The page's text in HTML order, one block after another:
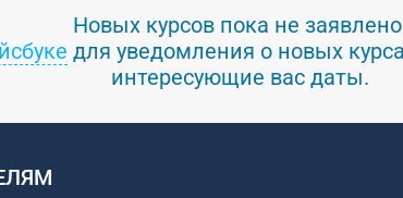
Новых курсов пока не
для уведомления о новых
интересующие вас даты.